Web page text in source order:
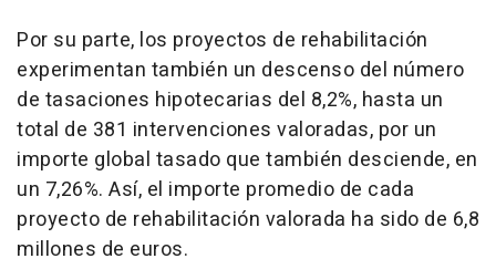
Por su parte, los proyectos de rehabilitación
experimentan también un descenso del número
de tasaciones hipotecarias del 8,2%, hasta un
total de 381 intervenciones valoradas, por un
importe global tasado que también desciende, en
un 7,26%. Así, el importe promedio de cada
proyecto de rehabilitación valorada ha sido de 6,8
millones de euros.